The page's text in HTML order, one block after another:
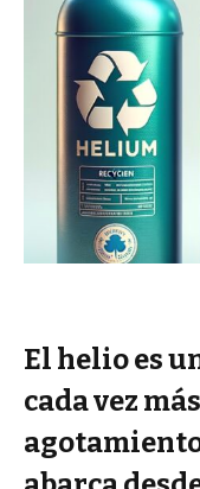
El helio es
cada vez